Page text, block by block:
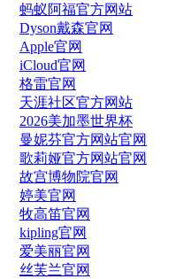
蚂蚁阿福官方网站
Dyson戴森官网
Apple官网
iCloud官网
格雷官网
天涯社区官方网站
2026美加墨世界杯
曼妮芬官方网站官网
歌莉娅官方网站官网
故宫博物院官网
婷美官网
牧高笛官网
kipling官网
爱美丽官网
丝芙兰官网